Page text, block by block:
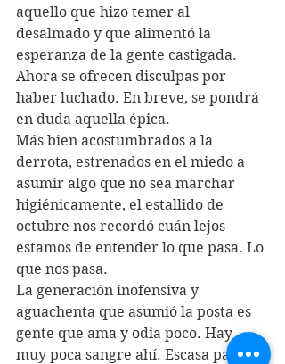
aquello que hizo temer al
desalmado y que alimentó la
esperanza de la gente castigada.
Ahora se ofrecen disculpas por
haber luchado. En breve, se pondrá
en duda aquella épica.
Más bien acostumbrados a la
derrota, estrenados en el miedo a
asumir algo que no sea marchar
higiénicamente, el estallido de
octubre nos recordó cuán lejos
estamos de entender lo que pasa. Lo
que nos pasa.
La generación inofensiva y
aguachenta que asumió la posta es
gente que ama y odia poco. Hay
muy poca sangre ahí. Escasa pasión.